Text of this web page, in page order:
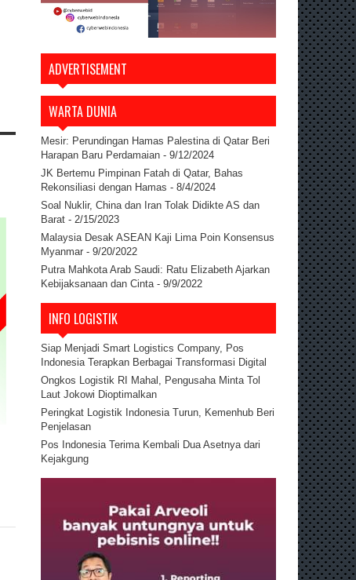
ADVERTISEMENT
WARTA DUNIA
Mesir: Perundingan Hamas Palestina di Qatar Beri
Harapan Baru Perdamaian - 9/12/2024
JK Bertemu Pimpinan Fatah di Qatar, Bahas
Rekonsiliasi dengan Hamas - 8/4/2024
Soal Nuklir, China dan Iran Tolak Didikte AS dan
Barat - 2/15/2023
Malaysia Desak ASEAN Kaji Lima Poin Konsensus
Myanmar - 9/20/2022
Putra Mahkota Arab Saudi: Ratu Elizabeth Ajarkan
Kebijaksanaan dan Cinta - 9/9/2022
INFO LOGISTIK
Siap Menjadi Smart Logistics Company, Pos
Indonesia Terapkan Berbagai Transformasi Digital
Ongkos Logistik RI Mahal, Pengusaha Minta Tol
Laut Jokowi Dioptimalkan
Peringkat Logistik Indonesia Turun, Kemenhub Beri
Penjelasan
Pos Indonesia Terima Kembali Dua Asetnya dari
Kejakgung